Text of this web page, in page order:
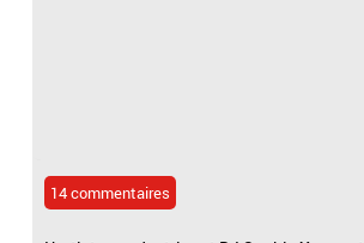
14 commentaires